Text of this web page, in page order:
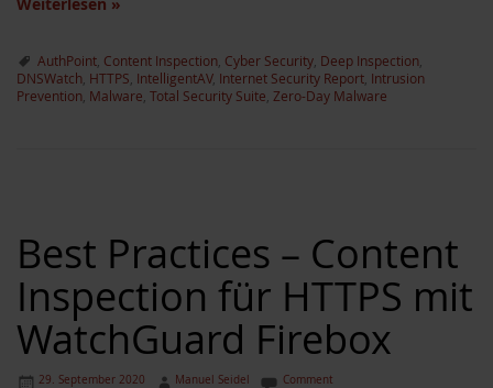
AuthPoint Content Inspection Cyber Security Deep Inspection
DNSWatch HTTPS IntelligentAV, Internet Security Report Intrusion
Prevention Malware Total Security Suite Zero-Day Malware
Best Practices – Content
Inspection für HTTPS mit
WatchGuard Firebox
29. September 2020 Manuel Seidel Comment